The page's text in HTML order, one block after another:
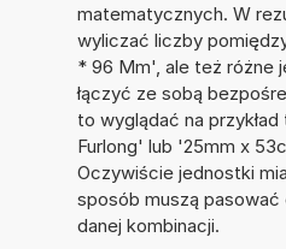
matematycznych. W
wyliczać liczby
* 96 Mm', ale też różne
łączyć ze sobą
to wyglądać na
Furlong' lub '25mm x
Oczywiście jednostki
sposób muszą
danej kombinacji.